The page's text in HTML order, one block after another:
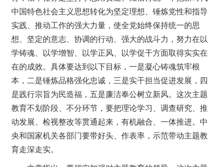
中国特色社会主义思想转化为坚定理想、锤炼党性和指导
实践、推动工作的强大力量，使全党始终保持统一的思
想、坚定的意志、协调的行动、强大的战斗力，努力在以
学铸魂、以学增智、以学正风、以学促干方面取得实实在
在的成效。具体要达到以下目标，一是凝心铸魂筑牢根
本，二是锤炼品格强化忠诚，三是实干担当促进发展，四
是践行宗旨为民造福，五是廉洁奉公树立新风。这次主题
教育不划阶段、不分环节，要把理论学习、调查研究、推
动发展、检视整改等贯通起来，有机融合、一体推进。中
央和国家机关各部门要带好头、作表率，示范带动主题教
育走深走实。